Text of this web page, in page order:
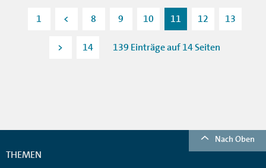
1 < 8 9 10 11 12 13
> 14 139 Einträge auf 14 Seiten
Nach Oben
THEMEN